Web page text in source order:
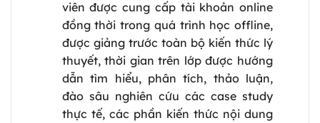
viên được cung cấp tài khoản online
đồng thời trong quá trình học offline,
được giảng trước toàn bộ kiến thức lý
thuyết, thời gian trên lớp được hướng
dẫn tìm hiểu, phân tích, thảo luận,
đào sâu nghiên cứu các case study
thực tế, các phần kiến thức nội dung